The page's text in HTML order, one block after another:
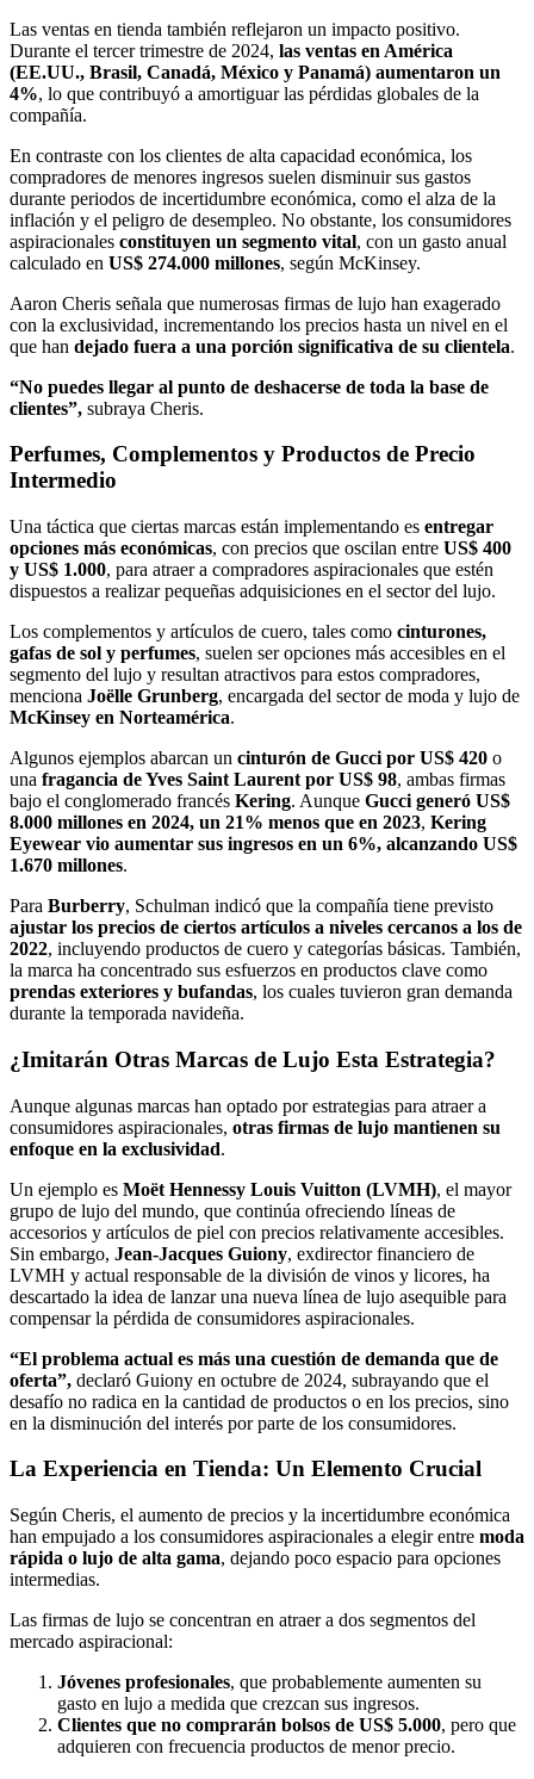
Las ventas en tienda también reflejaron un impacto positivo.
Durante el tercer trimestre de 2024, las ventas en América
(EE.UU., Brasil, Canadá, México y Panamá) aumentaron un
4%, lo que contribuyó a amortiguar las pérdidas globales de la
compañía.
En contraste con los clientes de alta capacidad económica, los
compradores de menores ingresos suelen disminuir sus gastos
durante periodos de incertidumbre económica, como el alza de la
inflación y el peligro de desempleo. No obstante, los consumidores
aspiracionales constituyen un segmento vital, con un gasto anual
calculado en US$ 274.000 millones, según McKinsey.
Aaron Cheris señala que numerosas firmas de lujo han exagerado
con la exclusividad, incrementando los precios hasta un nivel en el
que han dejado fuera a una porción significativa de su clientela.
“No puedes llegar al punto de deshacerse de toda la base de
clientes”, subraya Cheris.
Perfumes, Complementos y Productos de Precio
Intermedio
Una táctica que ciertas marcas están implementando es entregar
opciones más económicas, con precios que oscilan entre US$ 400
y US$ 1.000, para atraer a compradores aspiracionales que estén
dispuestos a realizar pequeñas adquisiciones en el sector del lujo.
Los complementos y artículos de cuero, tales como cinturones,
gafas de sol y perfumes, suelen ser opciones más accesibles en el
segmento del lujo y resultan atractivos para estos compradores,
menciona Joëlle Grunberg, encargada del sector de moda y lujo de
McKinsey en Norteamérica.
Algunos ejemplos abarcan un cinturón de Gucci por US$ 420 o
una fragancia de Yves Saint Laurent por US$ 98, ambas firmas
bajo el conglomerado francés Kering. Aunque Gucci generó US$
8.000 millones en 2024, un 21% menos que en 2023, Kering
Eyewear vio aumentar sus ingresos en un 6%, alcanzando US$
1.670 millones.
Para Burberry, Schulman indicó que la compañía tiene previsto
ajustar los precios de ciertos artículos a niveles cercanos a los de
2022, incluyendo productos de cuero y categorías básicas. También,
la marca ha concentrado sus esfuerzos en productos clave como
prendas exteriores y bufandas, los cuales tuvieron gran demanda
durante la temporada navideña.
¿Imitarán Otras Marcas de Lujo Esta Estrategia?
Aunque algunas marcas han optado por estrategias para atraer a
consumidores aspiracionales, otras firmas de lujo mantienen su
enfoque en la exclusividad.
Un ejemplo es Moët Hennessy Louis Vuitton (LVMH), el mayor
grupo de lujo del mundo, que continúa ofreciendo líneas de
accesorios y artículos de piel con precios relativamente accesibles.
Sin embargo, Jean-Jacques Guiony, exdirector financiero de
LVMH y actual responsable de la división de vinos y licores, ha
descartado la idea de lanzar una nueva línea de lujo asequible para
compensar la pérdida de consumidores aspiracionales.
“El problema actual es más una cuestión de demanda que de
oferta”, declaró Guiony en octubre de 2024, subrayando que el
desafío no radica en la cantidad de productos o en los precios, sino
en la disminución del interés por parte de los consumidores.
La Experiencia en Tienda: Un Elemento Crucial
Según Cheris, el aumento de precios y la incertidumbre económica
han empujado a los consumidores aspiracionales a elegir entre moda
rápida o lujo de alta gama, dejando poco espacio para opciones
intermedias.
Las firmas de lujo se concentran en atraer a dos segmentos del
mercado aspiracional:
Jóvenes profesionales, que probablemente aumenten su
gasto en lujo a medida que crezcan sus ingresos.
Clientes que no comprarán bolsos de US$ 5.000, pero que
adquieren con frecuencia productos de menor precio.